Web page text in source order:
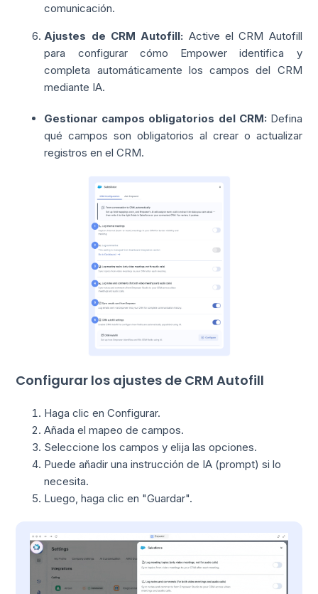
comunicación.
Ajustes de CRM Autofill: Active el CRM Autofill
para configurar cómo Empower identifica y
completa automáticamente los campos del CRM
mediante IA.
Gestionar campos obligatorios del CRM: Defina
qué campos son obligatorios al crear o actualizar
registros en el CRM.
Configurar los ajustes de CRM Autofill
Haga clic en Configurar.
Añada el mapeo de campos.
Seleccione los campos y elija las opciones.
Puede añadir una instrucción de IA (prompt) si lo
necesita.
Luego, haga clic en "Guardar".